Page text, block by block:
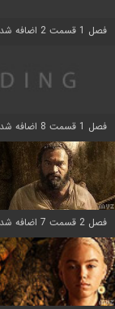
فصل 1 قسمت 2 اضافه شد
فصل 1 قسمت 8 اضافه شد
فصل 2 قسمت 7 اضافه شد